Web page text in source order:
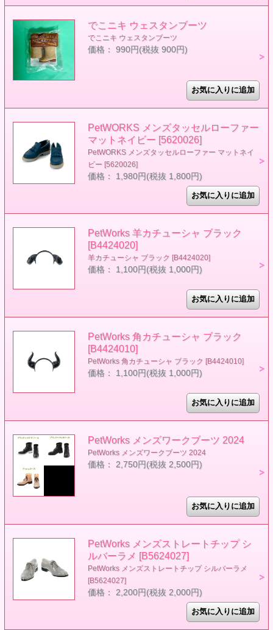
でこニキ ウェスタンブーツ
でこニキ ウェスタンブーツ
価格： 990円(税抜 900円)
PetWORKS メンズタッセルローファー
マットネイビー [5620026]
PetWORKS メンズタッセルローファー マットネイ
ビー [5620026]
価格： 1,980円(税抜 1,800円)
PetWorks 羊カチューシャ ブラック
[B4424020]
羊カチューシャ ブラック [B4424020]
価格： 1,100円(税抜 1,000円)
PetWorks 角カチューシャ ブラック
[B4424010]
PetWorks 角カチューシャ ブラック [B4424010]
価格： 1,100円(税抜 1,000円)
PetWorks メンズワークブーツ 2024
PetWorks メンズワークブーツ 2024
価格： 2,750円(税抜 2,500円)
PetWorks メンズストレートチップ シ
ルバーラメ [B5624027]
PetWorks メンズストレートチップ シルバーラメ
[B5624027]
価格： 2,200円(税抜 2,000円)